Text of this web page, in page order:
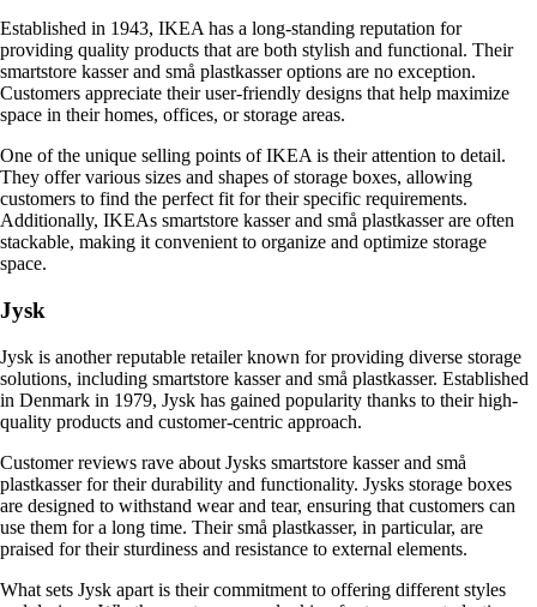
Established in 1943, IKEA has a long-standing reputation for
providing quality products that are both stylish and functional. Their
smartstore kasser and små plastkasser options are no exception.
Customers appreciate their user-friendly designs that help maximize
space in their homes, offices, or storage areas.
One of the unique selling points of IKEA is their attention to detail.
They offer various sizes and shapes of storage boxes, allowing
customers to find the perfect fit for their specific requirements.
Additionally, IKEAs smartstore kasser and små plastkasser are often
stackable, making it convenient to organize and optimize storage
space.
Jysk
Jysk is another reputable retailer known for providing diverse storage
solutions, including smartstore kasser and små plastkasser. Established
in Denmark in 1979, Jysk has gained popularity thanks to their high-
quality products and customer-centric approach.
Customer reviews rave about Jysks smartstore kasser and små
plastkasser for their durability and functionality. Jysks storage boxes
are designed to withstand wear and tear, ensuring that customers can
use them for a long time. Their små plastkasser, in particular, are
praised for their sturdiness and resistance to external elements.
What sets Jysk apart is their commitment to offering different styles